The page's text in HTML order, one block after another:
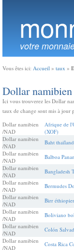
votre
Vous êtes ici: Accueil » taux »
Dollar
Ici vous trouverez les Dollar
taux de change sont mis à jour
Dollar namibien
/NAD
Afrique de
(XOF)
Dollar namibien
/NAD
Baht
Dollar namibien
/NAD
Balboa
Dollar namibien
/NAD
Bangladesh
Dollar namibien
/NAD
Bermudes
Dollar namibien
/NAD
Birr
Dollar namibien
/NAD
Boliviano
Dollar namibien
/NAD
Colón
Dollar namibien
/NAD
Costa Rica